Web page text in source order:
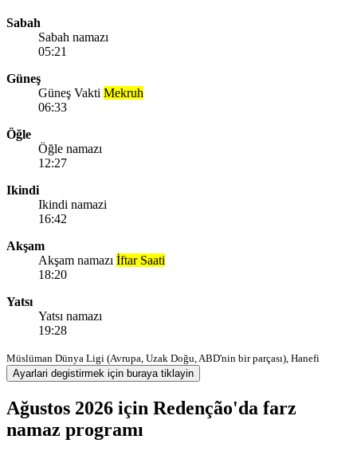
Sabah
Sabah namazı
05:21
Güneş
Güneş Vakti Mekruh
06:33
Öğle
Öğle namazı
12:27
Ikindi
Ikindi namazi
16:42
Akşam
Akşam namazı İftar Saati
18:20
Yatsı
Yatsı namazı
19:28
Müslüman Dünya Ligi (Avrupa, Uzak Doğu, ABD'nin bir parçası), Hanefi
Ayarlari degistirmek için buraya tiklayin
Ağustos 2026 için Redenção'da farz
namaz programı